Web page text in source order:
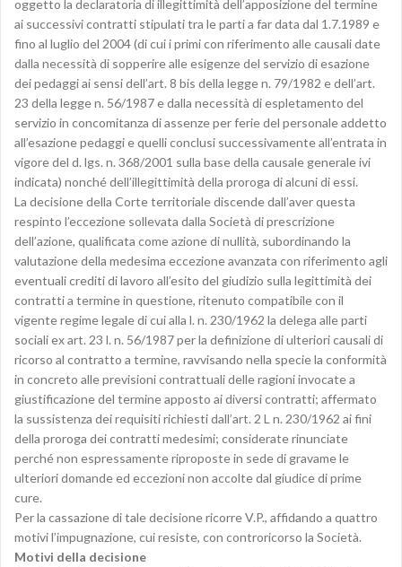
oggetto la declaratoria di illegittimità dell’apposizione del termine
ai successivi contratti stipulati tra le parti a far data dal 1.7.1989 e
fino al luglio del 2004 (di cui i primi con riferimento alle causali date
dalla necessità di sopperire alle esigenze del servizio di esazione
dei pedaggi ai sensi dell’art. 8 bis della legge n. 79/1982 e dell’art.
23 della legge n. 56/1987 e dalla necessità di espletamento del
servizio in concomitanza di assenze per ferie del personale addetto
all’esazione pedaggi e quelli conclusi successivamente all’entrata in
vigore del d. lgs. n. 368/2001 sulla base della causale generale ivi
indicata) nonché dell’illegittimità della proroga di alcuni di essi.
La decisione della Corte territoriale discende dall’aver questa
respinto l’eccezione sollevata dalla Società di prescrizione
dell’azione, qualificata come azione di nullità, subordinando la
valutazione della medesima eccezione avanzata con riferimento agli
eventuali crediti di lavoro all’esito del giudizio sulla legittimità dei
contratti a termine in questione, ritenuto compatibile con il
vigente regime legale di cui alla l. n. 230/1962 la delega alle parti
sociali ex art. 23 l. n. 56/1987 per la definizione di ulteriori causali di
ricorso al contratto a termine, ravvisando nella specie la conformità
in concreto alle previsioni contrattuali delle ragioni invocate a
giustificazione del termine apposto ai diversi contratti; affermato
la sussistenza dei requisiti richiesti dall’art. 2 L n. 230/1962 ai fini
della proroga dei contratti medesimi; considerate rinunciate
perché non espressamente riproposte in sede di gravame le
ulteriori domande ed eccezioni non accolte dal giudice di prime
cure.
Per la cassazione di tale decisione ricorre V.P., affidando a quattro
motivi l’impugnazione, cui resiste, con controricorso la Società.
Motivi della decisione